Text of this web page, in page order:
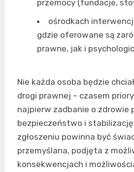
przemocy (fundacje,
ośrodkach
gdzie oferowane są
prawne, jak i
Nie każda osoba będzie
drogi prawnej – czasem
najpierw zadbanie o zdrowie
bezpieczeństwo i stabilizację
zgłoszeniu powinna być
przemyślana, podjęta z
konsekwencjach i